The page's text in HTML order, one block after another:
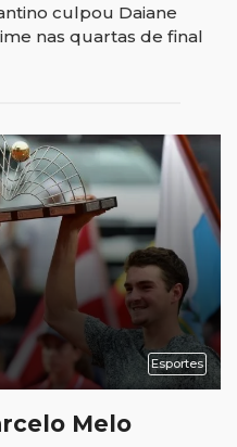
culpou Daiane
nas quartas de final
Esportes
Melo